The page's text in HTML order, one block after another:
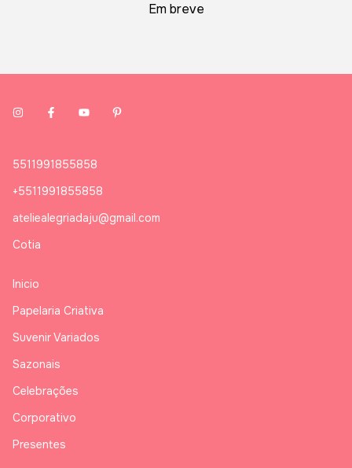
Em breve
5511991855858
+5511991855858
ateliealegriadaju@gmail.com
Cotia
Inicio
Papelaria Criativa
Suvenir Variados
Sazonais
Celebrações
Corporativo
Presentes